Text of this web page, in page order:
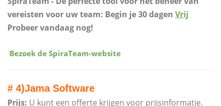
vereisten voor uw team: Begin je 30 dagen Vrij
Probeer vandaag nog!
Bezoek de SpiraTeam-website
# 4)Jama Software
Prijs: U kunt een offerte krijgen voor prijsinformatie.